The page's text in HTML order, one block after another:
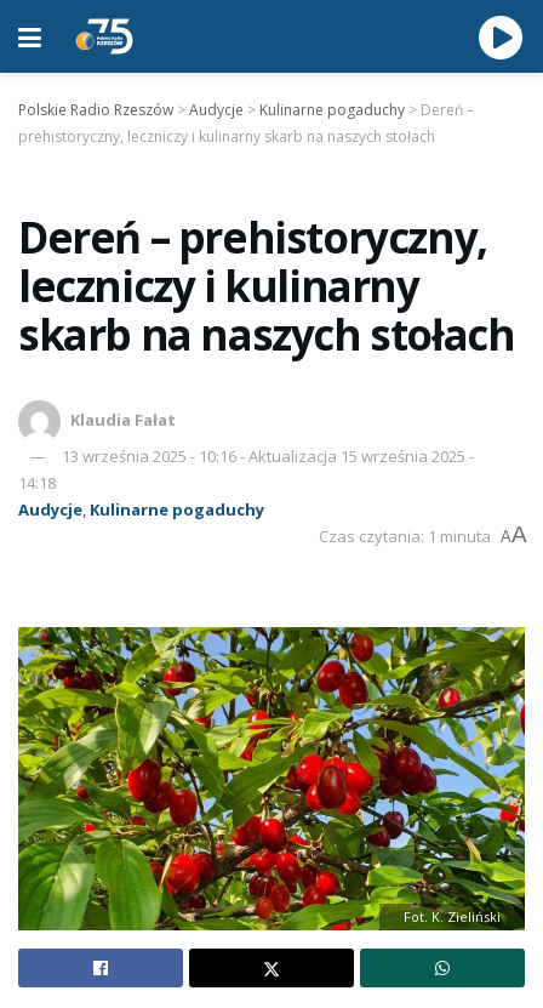
Polskie Radio Rzeszów >Audycje > Kulinarne pogaduchy > Dereń –
prehistoryczny, leczniczy i kulinarny skarb na naszych stołach
Dereń – prehistoryczny,
leczniczy i kulinarny
skarb na naszych stołach
Klaudia Fałat
13 września 2025 - 10:16 - Aktualizacja 15 września 2025 -
14:18
Audycje, Kulinarne pogaduchy
Czas czytania: 1 minuta AA
Fot. K. Zieliński